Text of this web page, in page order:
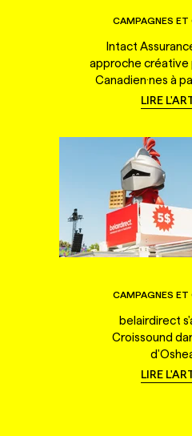
CAMPAGNES ET
Intact
approche créative
Canadien·nes à
LIRE
CAMPAGNES ET
belairdirect
Croissound
LIRE